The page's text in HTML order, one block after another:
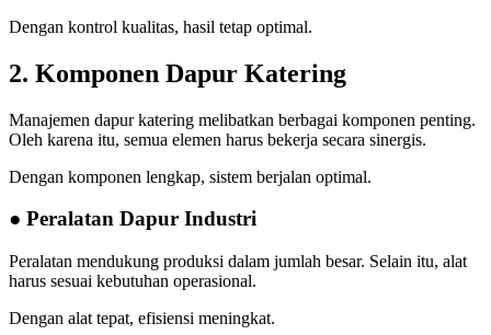
Dengan kontrol kualitas, hasil tetap optimal.
2. Komponen Dapur Katering
Manajemen dapur katering melibatkan berbagai komponen penting.
Oleh karena itu, semua elemen harus bekerja secara sinergis.
Dengan komponen lengkap, sistem berjalan optimal.
● Peralatan Dapur Industri
Peralatan mendukung produksi dalam jumlah besar. Selain itu, alat
harus sesuai kebutuhan operasional.
Dengan alat tepat, efisiensi meningkat.